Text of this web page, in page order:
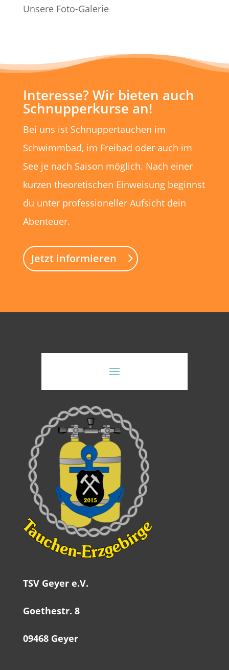
Unsere Foto-Galerie
Interesse? Wir bieten auch
Schnupperkurse an!
Bei uns ist Schnuppertauchen im
Schwimmbad, im Freibad oder auch im
See je nach Saison möglich. Nach einer
kurzen theoretischen Einweisung beginnst
du unter professioneller Aufsicht dein
Abenteuer.
Jetzt informieren
TSV Geyer e.V.
Goethestr. 8
09468 Geyer